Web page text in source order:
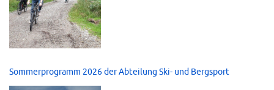
Sommerprogramm 2026 der Abteilung Ski- und Bergsport